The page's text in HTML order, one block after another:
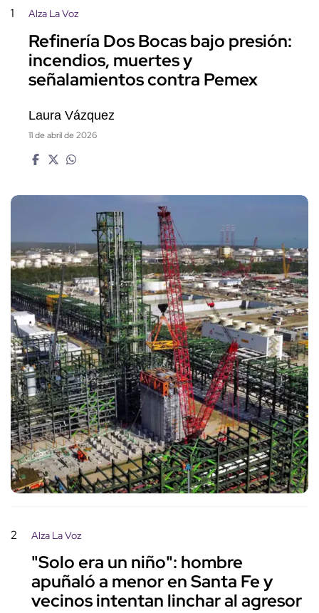
1 Alza La Voz
Refinería Dos Bocas bajo presión:
incendios, muertes y
señalamientos contra Pemex
Laura Vázquez
11 de abril de 2026
2 Alza La Voz
"Solo era un niño": hombre
apuñaló a menor en Santa Fe y
vecinos intentan linchar al agresor